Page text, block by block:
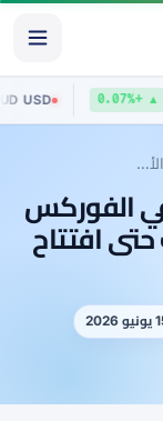
AUD USD
الفوركس
حتى افتتاح
2026